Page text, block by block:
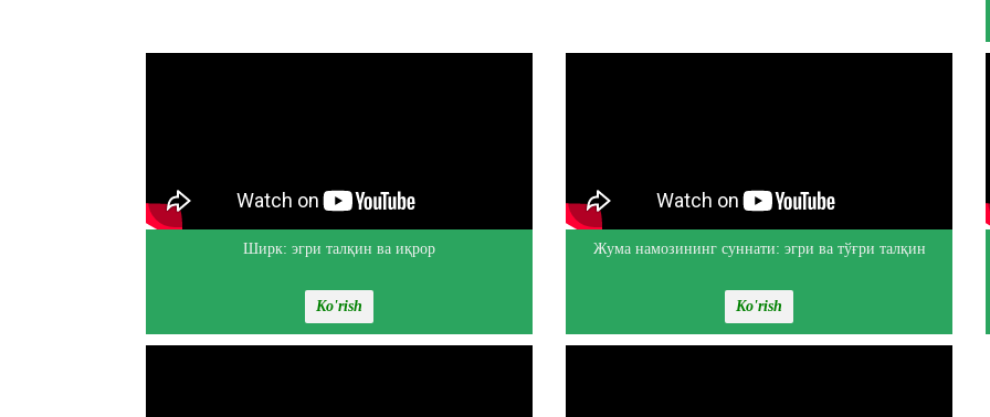
Ширк: эгри талқин ва иқрор
Ko'rish
Жума намозининг суннати: эгри ва тўғри талқин
Ko'rish